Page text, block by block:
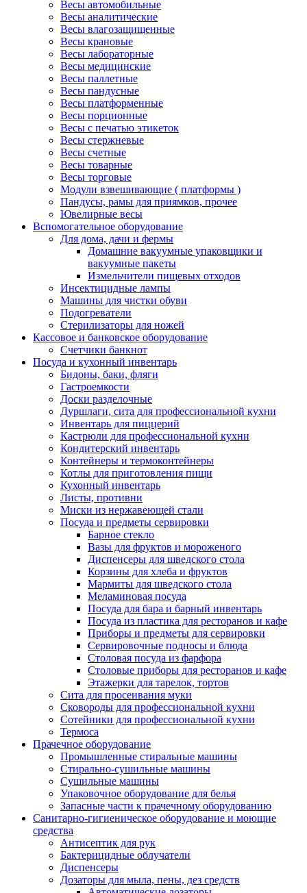
Весы автомобильные
Весы аналитические
Весы влагозащищенные
Весы крановые
Весы лабораторные
Весы медицинские
Весы паллетные
Весы пандусные
Весы платформенные
Весы порционные
Весы с печатью этикеток
Весы стержневые
Весы счетные
Весы товарные
Весы торговые
Модули взвешивающие ( платформы )
Пандусы, рамы для приямков, прочее
Ювелирные весы
Вспомогательное оборудование
Для дома, дачи и фермы
Домашние вакуумные упаковщики и
вакуумные пакеты
Измельчители пищевых отходов
Инсектицидные лампы
Машины для чистки обуви
Подогреватели
Стерилизаторы для ножей
Кассовое и банковское оборудование
Счетчики банкнот
Посуда и кухонный инвентарь
Бидоны, баки, фляги
Гастроемкости
Доски разделочные
Дуршлаги, сита для профессиональной кухни
Инвентарь для пиццерий
Кастрюли для профессиональной кухни
Кондитерский инвентарь
Контейнеры и термоконтейнеры
Котлы для приготовления пищи
Кухонный инвентарь
Листы, противни
Миски из нержавеющей стали
Посуда и предметы сервировки
Барное стекло
Вазы для фруктов и мороженого
Диспенсеры для шведского стола
Корзины для хлеба и фруктов
Мармиты для шведского стола
Меламиновая посуда
Посуда для бара и барный инвентарь
Посуда из пластика для ресторанов и кафе
Приборы и предметы для сервировки
Сервировочные подносы и блюда
Столовая посуда из фарфора
Столовые приборы для ресторанов и кафе
Этажерки для тарелок, тортов
Сита для просеивания муки
Сковороды для профессиональной кухни
Сотейники для профессиональной кухни
Термоса
Прачечное оборудование
Промышленные стиральные машины
Стирально-сушильные машины
Сушильные машины
Упаковочное оборудование для белья
Запасные части к прачечному оборудованию
Санитарно-гигиеническое оборудование и моющие
средства
Антисептик для рук
Бактерицидные облучатели
Диспенсеры
Дозаторы для мыла, пены, дез средств